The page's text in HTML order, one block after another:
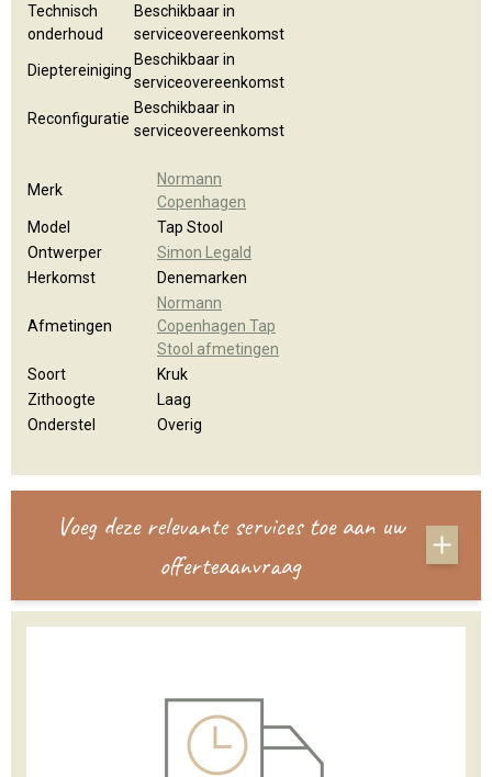
Technisch
onderhoud
Beschikbaar in
serviceovereenkomst
Dieptereiniging
Beschikbaar in
serviceovereenkomst
Reconfiguratie
Beschikbaar in
serviceovereenkomst
Merk
Normann
Copenhagen
Model
Tap Stool
Ontwerper
Simon Legald
Herkomst
Denemarken
Afmetingen
Normann
Copenhagen Tap
Stool afmetingen
Soort
Kruk
Zithoogte
Laag
Onderstel
Overig
Voeg deze relevante services toe aan uw
offerteaanvraag